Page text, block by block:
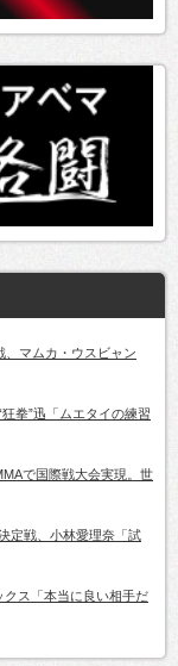
、マムカ・ウスビャン
拳”迅「ムエタイの練習
で国際戦大会実現。世
定戦、小林愛理奈「試
クス「本当に良い相手だ